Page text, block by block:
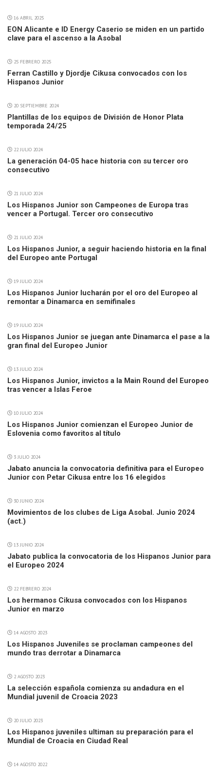
16 ABRIL 2025
EON Alicante e ID Energy Caserio se miden en un partido
clave para el ascenso a la Asobal
25 FEBRERO 2025
Ferran Castillo y Djordje Cikusa convocados con los
Hispanos Junior
20 SEPTIEMBRE 2024
Plantillas de los equipos de División de Honor Plata
temporada 24/25
22 JULIO 2024
La generación 04-05 hace historia con su tercer oro
consecutivo
21 JULIO 2024
Los Hispanos Junior son Campeones de Europa tras
vencer a Portugal. Tercer oro consecutivo
21 JULIO 2024
Los Hispanos Junior, a seguir haciendo historia en la final
del Europeo ante Portugal
19 JULIO 2024
Los Hispanos Junior lucharán por el oro del Europeo al
remontar a Dinamarca en semifinales
19 JULIO 2024
Los Hispanos Junior se juegan ante Dinamarca el pase a la
gran final del Europeo Junior
13 JULIO 2024
Los Hispanos Junior, invictos a la Main Round del Europeo
tras vencer a Islas Feroe
10 JULIO 2024
Los Hispanos Junior comienzan el Europeo Junior de
Eslovenia como favoritos al título
3 JULIO 2024
Jabato anuncia la convocatoria definitiva para el Europeo
Junior con Petar Cikusa entre los 16 elegidos
30 JUNIO 2024
Movimientos de los clubes de Liga Asobal. Junio 2024
(act.)
13 JUNIO 2024
Jabato publica la convocatoria de los Hispanos Junior para
el Europeo 2024
22 FEBRERO 2024
Los hermanos Cikusa convocados con los Hispanos
Junior en marzo
14 AGOSTO 2023
Los Hispanos Juveniles se proclaman campeones del
mundo tras derrotar a Dinamarca
2 AGOSTO 2023
La selección española comienza su andadura en el
Mundial juvenil de Croacia 2023
20 JULIO 2023
Los Hispanos juveniles ultiman su preparación para el
Mundial de Croacia en Ciudad Real
14 AGOSTO 2022